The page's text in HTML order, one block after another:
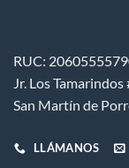
la
de
RUC:
Jr. Los
San Martín de
LLÁMANOS